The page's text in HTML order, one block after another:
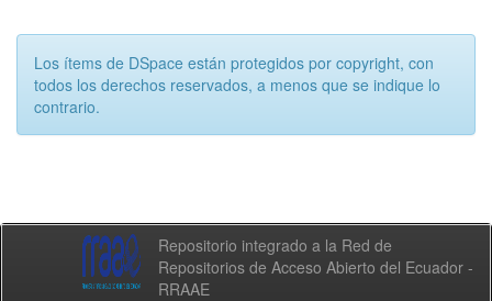
Los ítems de DSpace están protegidos por copyright, con
todos los derechos reservados, a menos que se indique lo
contrario.
Repositorio integrado a la Red de
Repositorios de Acceso Abierto del Ecuador -
RRAAE